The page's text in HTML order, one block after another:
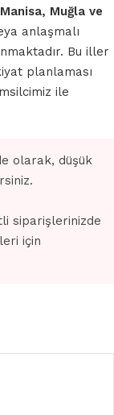
Muğla ve
anlaşmalı
Bu iller
planlaması
ile
olarak, düşük
siparişlerinizde
için